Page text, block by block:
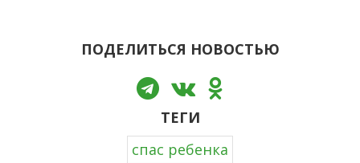
ПОДЕЛИТЬСЯ НОВОСТЬЮ
ТЕГИ
спас ребенка